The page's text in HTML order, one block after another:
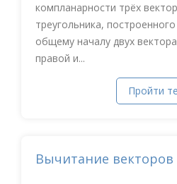
компланарности трёх
треугольника,
общему началу двух
правой и...
Пройти
Вычитание векторов